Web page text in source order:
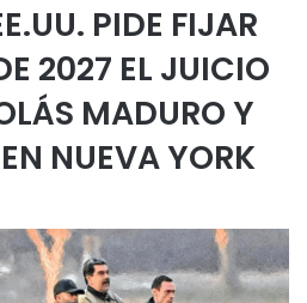
PIDE FIJAR
2027 EL JUICIO
MADURO Y
NUEVA YORK